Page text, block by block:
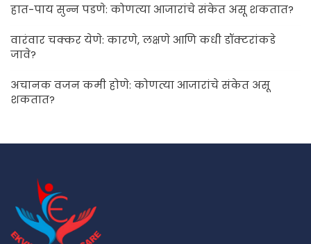
हात-पाय सुन्न पडणे: कोणत्या आजारांचे संकेत असू शकतात?
वारंवार चक्कर येणे: कारणे, लक्षणे आणि कधी डॉक्टरांकडे
जावे?
अचानक वजन कमी होणे: कोणत्या आजारांचे संकेत असू
शकतात?